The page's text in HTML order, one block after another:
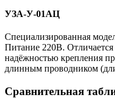
УЗА-У-01АЦ
Специализированная
Питание 220В.
надёжностью крепления
длинным проводником
Сравнительная